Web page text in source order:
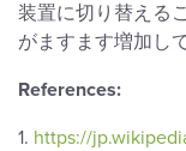
装置に切り替える
がますます増加し
References:
1. https://